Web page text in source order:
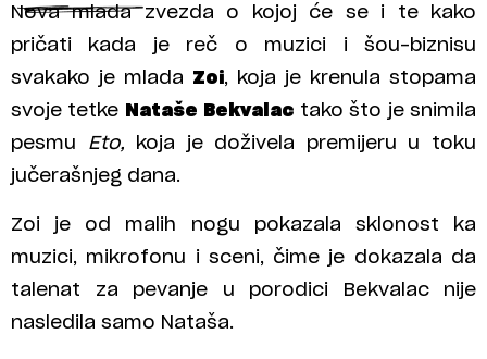
Nova mlada zvezda o kojoj će se i te kako
pričati kada je reč o muzici i šou-biznisu
svakako je mlada Zoi, koja je krenula stopama
svoje tetke Nataše Bekvalac tako što je snimila
pesmu Eto, koja je doživela premijeru u toku
jučerašnjeg dana.
Zoi je od malih nogu pokazala sklonost ka
muzici, mikrofonu i sceni, čime je dokazala da
talenat za pevanje u porodici Bekvalac nije
nasledila samo Nataša.